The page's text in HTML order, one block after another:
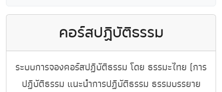
คอร์สปฏิบัติธรรม
ระบบการจองคอร์สปฏิบัติธรรม โดย ธรรมะไทย (การ
ปฏิบัติธรรม แนะนำการปฏิบัติธรรม ธรรมบรรยาย